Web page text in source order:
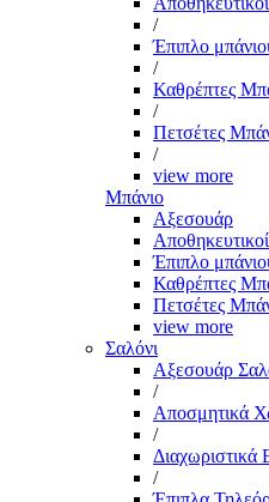
/
Έπιπλο
/
Καθρέπτες
/
Πετσέτες
/
view more
Μπάνιο
Αξεσουάρ
Έπιπλο
Καθρέπτες
Πετσέτες
view more
Σαλόνι
Αξεσουάρ
/
Αποσμητικά
/
/